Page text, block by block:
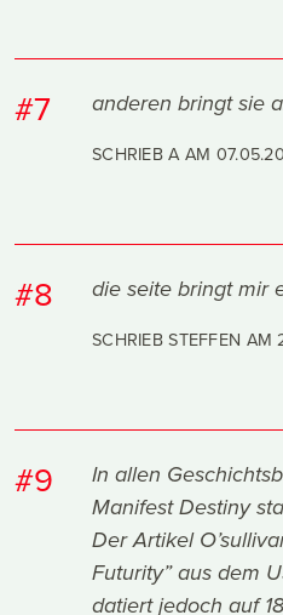
#7 anderen bringt sie
SCHRIEB A AM
#8 die seite bringt mir
SCHRIEB STEFFEN AM
#9
In allen
Manifest Destiny
Der Artikel
Futurity” aus dem
datiert jedoch auf